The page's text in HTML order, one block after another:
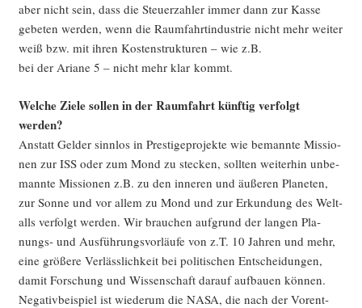
aber nicht sein, dass die Steu­er­zah­ler immer dann zur Kas­se
gebe­ten wer­den, wenn die Raum­fahrt­in­dus­trie nicht mehr wei­ter
weiß bzw. mit ihren Kos­ten­struk­tu­ren – wie z.B.
bei der Aria­ne 5 – nicht mehr klar kommt.
Wel­che Zie­le sol­len in der Raum­fahrt künf­tig ver­folgt
werden?
Anstatt Gel­der sinn­los in Pres­ti­ge­pro­jek­te wie bemann­te Mis­sio­
nen zur ISS oder zum Mond zu ste­cken, soll­ten wei­ter­hin unbe­
mann­te Mis­sio­nen z.B. zu den inne­ren und äuße­ren Pla­ne­ten,
zur Son­ne und vor allem zu Mond und zur Erkun­dung des Welt­
alls ver­folgt wer­den. Wir brau­chen auf­grund der lan­gen Pla­
nungs- und Aus­füh­rungs­vor­läu­fe von z.T. 10 Jah­ren und mehr,
eine grö­ße­re Ver­läss­lich­keit bei poli­ti­schen Ent­schei­dun­gen,
damit For­schung und Wis­sen­schaft dar­auf auf­bau­en kön­nen.
Nega­tiv­bei­spiel ist wie­der­um die NASA, die nach der Vor­ent­